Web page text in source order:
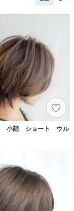
小顔 ショート ウル